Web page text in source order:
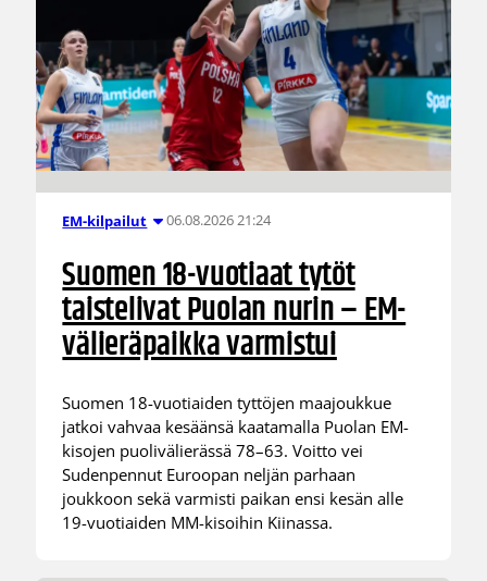
EM-kilpailut 06.08.2026 21:24
Suomen 18-vuotiaat tytöt
taistelivat Puolan nurin – EM-
välieräpaikka varmistui
Suomen 18-vuotiaiden tyttöjen maajoukkue
jatkoi vahvaa kesäänsä kaatamalla Puolan EM-
kisojen puolivälierässä 78–63. Voitto vei
Sudenpennut Euroopan neljän parhaan
joukkoon sekä varmisti paikan ensi kesän alle
19-vuotiaiden MM-kisoihin Kiinassa.